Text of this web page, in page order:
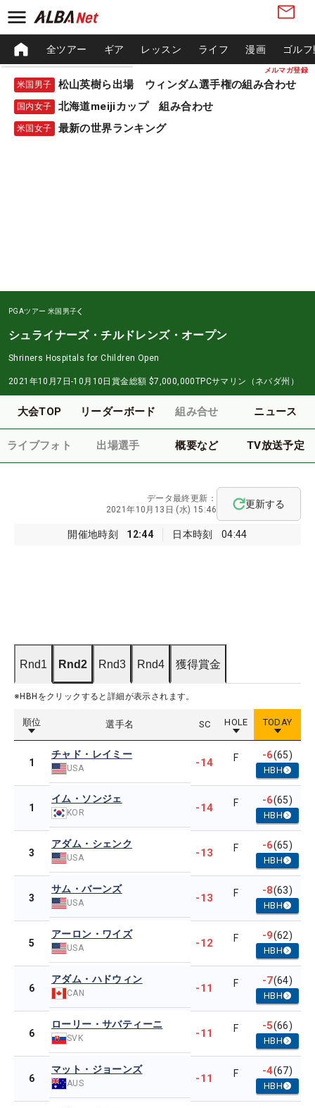
メルマガ登録
全ツアー ギア レッスン ライフ 漫画 ゴル
米国男子 松山英樹ら出場 ウィンダム選手権の組み合わせ
国内女子 北海道meijiカップ 組み合わせ
米国女子 最新の世界ランキング
PGAツアー 米国男子
シュライナーズ・チルドレンズ・オープン
Shriners Hospitals for Children Open
2021年10月7日-10月10日 賞金総額 $7,000,000TPCサマリン（ネバダ州）
大会TOP リーダーボード 組み合せ ニュース
ライブフォト 出場選手 概要など TV放送予定
開催地時刻 12:44 日本時刻 04:44
データ最終更新：
2021年10月13日 (水) 15:46
更新する
Rnd1 Rnd2 Rnd3 Rnd4 獲得賞金
※HBHをクリックすると詳細が表示されます。
順位 選手名 SC HOLE TODAY
1
チャド・レイミー
USA -14 F -6(65)
HBH
1
イム・ソンジェ
KOR -14 F -6(65)
HBH
3
アダム・シェンク
USA -13 F -6(65)
HBH
3
サム・バーンズ
USA -13 F -8(63)
HBH
5
アーロン・ワイズ
USA -12 F -9(62)
HBH
6
アダム・ハドウィン
CAN -11 F -7(64)
HBH
6
ローリー・サバティーニ
SVK -11 F -5(66)
HBH
6
マット・ジョーンズ
AUS -11 F -4(67)
HBH